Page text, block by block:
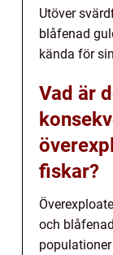
Utöver
blåfenad
kända för
Vad är
fiskar?
och